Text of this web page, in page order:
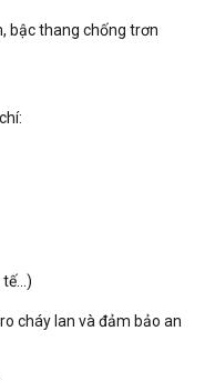
bậc thang chống trơn
tế…)
cháy lan và đảm bảo an